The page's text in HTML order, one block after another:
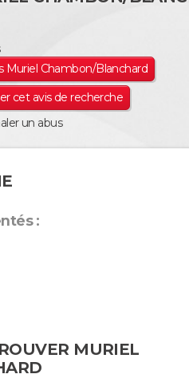
Muriel Chambon/Blanchard
cet avis de recherche
un abus
:
MURIEL